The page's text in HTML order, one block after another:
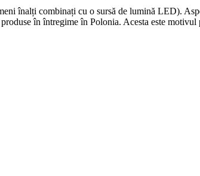
înalți combinați cu o sursă de lumină LED).
în întregime în Polonia. Acesta este motivul